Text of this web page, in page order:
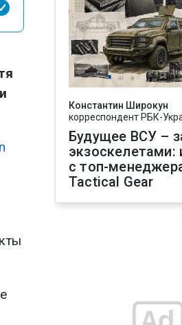
Константин Широкун
корреспондент РБК-
Будущее ВСУ –
экзоскелетами:
с топ-
Tactical Gear